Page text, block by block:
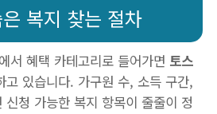
복지 찾는 절차
서 혜택 카테고리로 들어가면 토스
고 있습니다. 가구원 수, 소득 구간,
신청 가능한 복지 항목이 줄줄이 정